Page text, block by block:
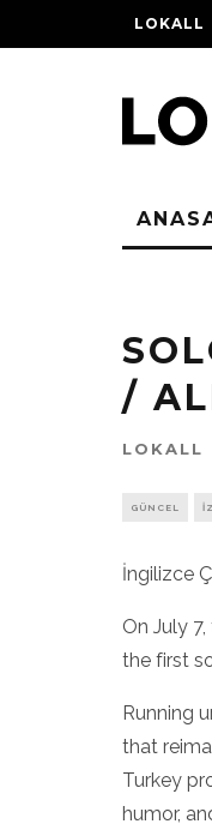
LOKALL
/
LOKALL
GÜNCEL
İngilizce
On July
the first
Running
that
Turkey
humor,